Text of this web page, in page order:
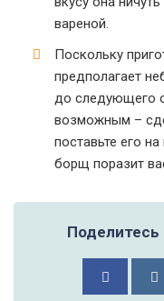
вареной.
Поскольку
предполагает
до следующего
возможным –
поставьте его
борщ поразит
Поделитесь